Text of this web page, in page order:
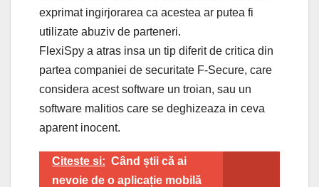
exprimat ingirjorarea ca acestea ar putea fi
utilizate abuziv de parteneri.
FlexiSpy a atras insa un tip diferit de critica din
partea companiei de securitate F-Secure, care
considera acest software un troian, sau un
software malitios care se deghizeaza in ceva
aparent inocent.
Citeste si: Când știi că ai
nevoie de o aplicație mobilă